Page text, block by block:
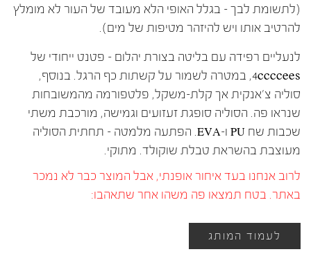
(לתשומת לבך – בגלל האופי הלא מעובד של העור לא מומלץ
להרטיב אותו ויש להיזהר מטיפות של מים).
לנעליים רפידה עם בליטה בצורת יהלום – פטנט ייחודי של
4ccccees, במטרה לשמור על קשתות כף הרגל. בנוסף,
סוליה צ'אנקית אך קלת-משקל, פלטפורמה מהמשובחות
שנראו פה. הסוליה סופגת זעזועים וגמישה, מורכבת משתי
שכבות שח PU ו-EVA. הפתעה מלמטה – תחתית הסוליה
מעוצבת בהשראת טבלת שוקולד. מתוקי.
לרוב אנחנו בעד איחור אופנתי, אבל המוצר כבר לא נמכר
באתר. בטח תמצאו פה משהו אחר שתאהבו:
לעמוד המותג